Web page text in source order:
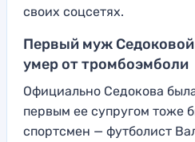
своих соцсетях.
Первый муж
умер от тромбоэмболи
Официально Седокова
первым ее супругом тоже
спортсмен — футболист